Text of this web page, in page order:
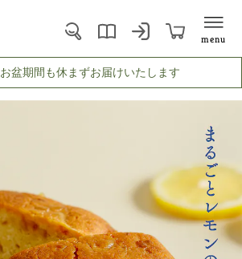
menu
お盆期間も休まずお届けいたします